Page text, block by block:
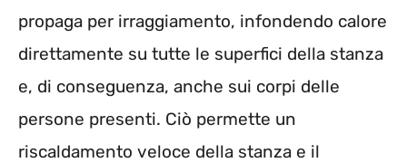
propaga per irraggiamento, infondendo calore
direttamente su tutte le superfici della stanza
e, di conseguenza, anche sui corpi delle
persone presenti. Ciò permette un
riscaldamento veloce della stanza e il